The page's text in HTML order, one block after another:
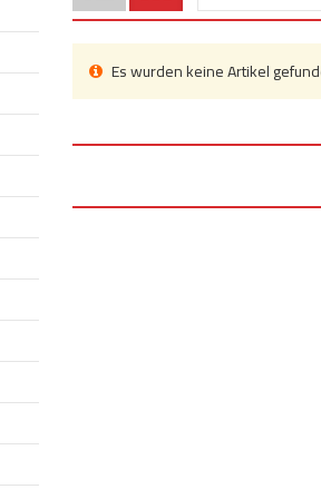
Es wurden keine Artikel